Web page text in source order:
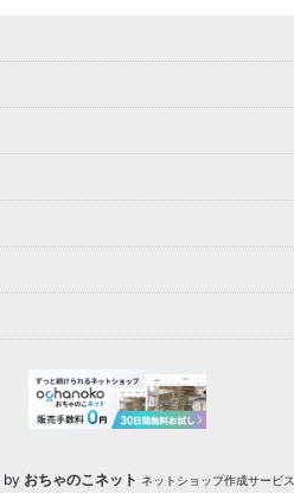
by おちゃのこネット ネットショップ作成サービス